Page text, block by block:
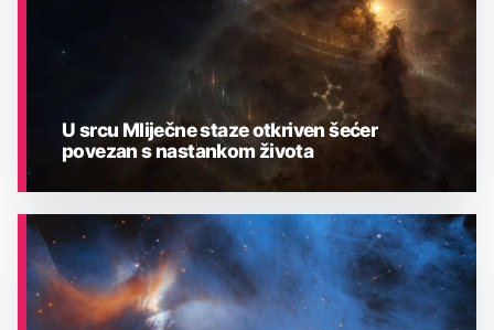
ASTRONOMIJA
U srcu Mliječne staze otkriven šećer
povezan s nastankom života